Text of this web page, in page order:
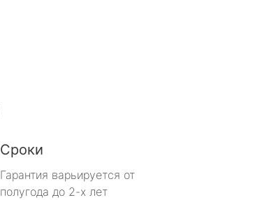
Сроки
Гарантия варьируется от
полугода до 2-х лет